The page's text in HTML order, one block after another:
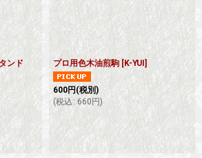
ンド
プロ用色木油煎駒 [K-YUI ]
600円 (税別)
(税込 : 660 円)